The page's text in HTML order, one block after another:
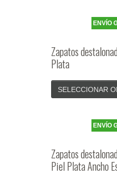
ENVÍO
Zapatos
Plata
SELECCIONAR
ENVÍO
Zapatos
Piel Plata Ancho